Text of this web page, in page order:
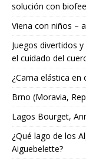
solución con
Viena con niños –
Juegos divertidos
el cuidado del
¿Cama elástica en
Brno (Moravia,
Lagos Bourget,
¿Qué lago de los
Aiguebelette?